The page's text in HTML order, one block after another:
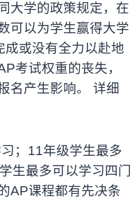
大学的政策规定，在
可以为学生赢得大学
成或没有全力以赴地
考试权重的丧失，
名产生影响。 详细
；11年级学生最多
生最多可以学习四门
AP课程都有先决条